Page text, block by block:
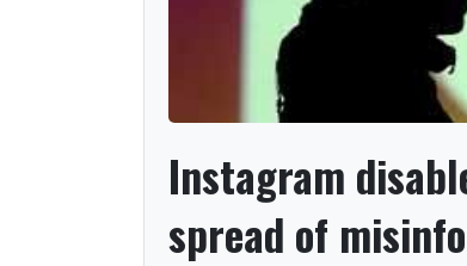
Instagram
spread of